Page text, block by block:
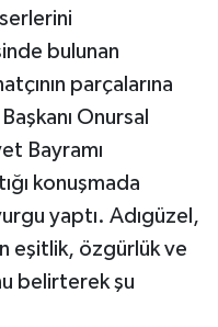
bulunan
parçalarına
Onursal
Bayramı
konuşmada
yaptı. Adıgüzel,
eşitlik, özgürlük ve
belirterek şu